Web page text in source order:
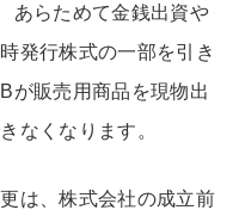
あらためて金銭出資や
発行株式の一部を引き
が販売用商品を現物出
なくなります。
は、株式会社の成立前